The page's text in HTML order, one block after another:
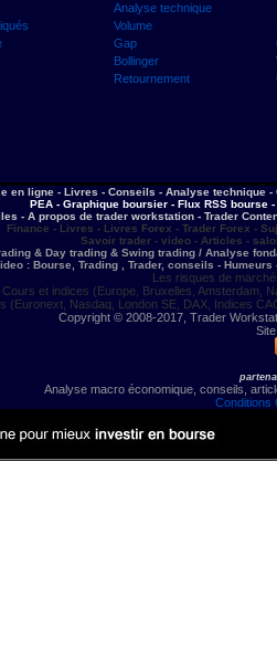
Analyse technique
Volume
Gap
Bollinger
Retournement
en ligne - Livres - Conseils - Analyse technique
PEA - Graphique boursier - Flux RSS bourse
- A propos de trader workstation - Trader
Finance - Livres - Livres Forex - Trader Forex -
Savoir trader - video - Articles -
& Day trading & Swing trading / Analyse
: Bourse, Trading , Trader, conseils -
Les risques de
Cours et indices (Europe, Bruxelles, Amsterdam,
(Euronext, Nasdaq, London SE, DAX, Indices
Copyright © 2008-2017, Trader
Analyse macro économique, conseils,
Conditions